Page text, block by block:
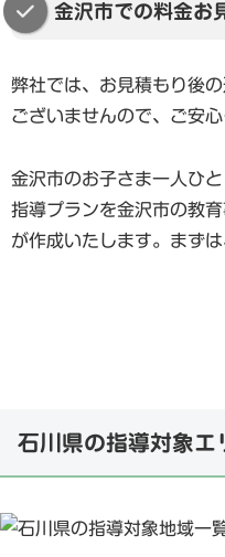
金沢市での料金お
弊社では、お見積もり後
ございませんので、ご安心
金沢市のお子さま一人ひ
指導プランを金沢市の教
が作成いたします。まず
石川県の指導対象エ